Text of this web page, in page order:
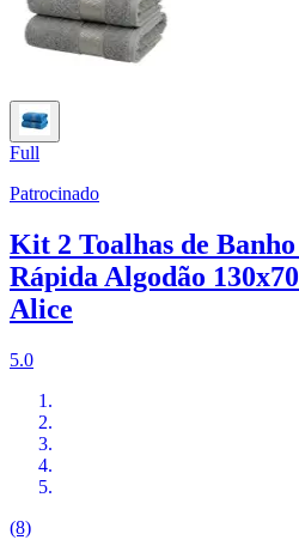
Full
Patrocinado
Kit 2 Toalhas de Banho
Rápida Algodão
Alice
5.0
(8)